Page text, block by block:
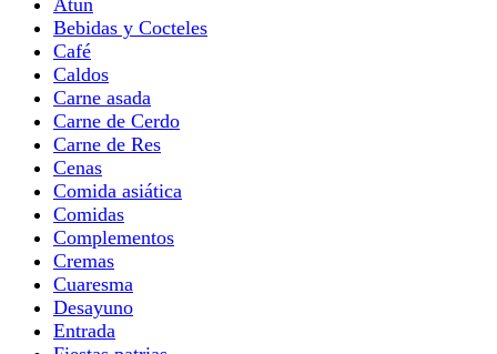
Atun
Bebidas y Cocteles
Café
Caldos
Carne asada
Carne de Cerdo
Carne de Res
Cenas
Comida asiática
Comidas
Complementos
Cremas
Cuaresma
Desayuno
Entrada